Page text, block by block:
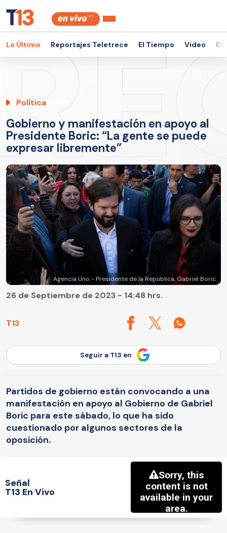
Lo Último Reportajes Teletrece El Tiempo Video
Política
Gobierno y manifestación en apoyo al
Presidente Boric: “La gente se puede
expresar libremente”
Agencia Uno - Presidente de la República, Gabriel Boric
T13
26 de Septiembre de 2023 - 14:48 hrs.
Seguir a T13 en
Partidos de gobierno están convocando a una
manifestación en apoyo al Gobierno de Gabriel
Boric para este sábado, lo que ha sido
cuestionado por algunos sectores de la
oposición.
Señal
T13 En Vivo